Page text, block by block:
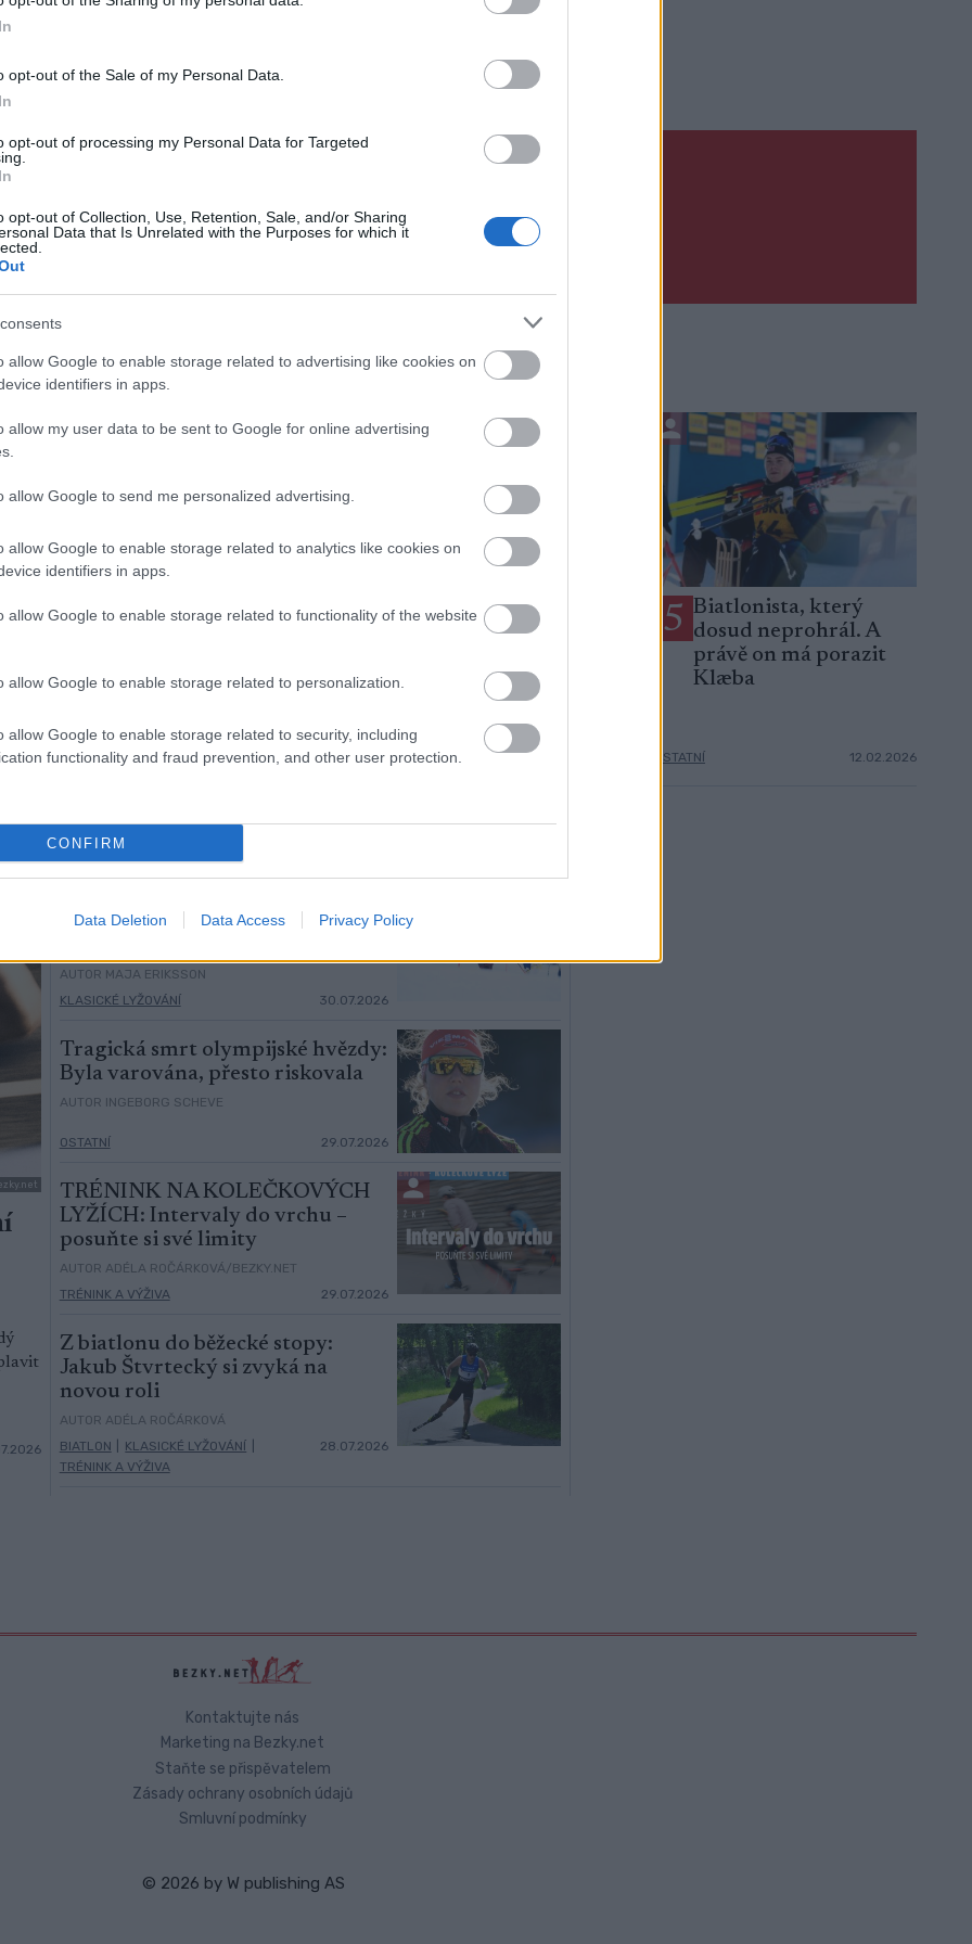
opt-out of the Sale of my Personal Data.
opt-out of processing my Personal Data for Targeted
opt-out of Collection, Use, Retention, Sale, and/or Sharing
Data that Is Unrelated with the Purposes for which it
allow Google to enable storage related to advertising like cookies on
identifiers in apps.
allow my user data to be sent to Google for online advertising
allow Google to send me personalized advertising.
allow Google to enable storage related to analytics like cookies on
identifiers in apps.
allow Google to enable storage related to functionality of the website
allow Google to enable storage related to personalization.
allow Google to enable storage related to security, including
functionality and fraud prevention, and other user protection.
CONFIRM
Data Deletion Data Access Privacy Policy
newsletteru Upsat
na
14.02.2026
3 Mladá naděje, která se
reprezentace
OSTATNÍ 11.02.2026
4 Individuální závod
biatlonistů na 20 km:
kolik a kde sledovat
OSTATNÍ
5 Biatlonista, který
dosud neprohrál. A
právě on má porazit
Klæba
OSTATNÍ 12.02.2026
svou poslední sezónu:,,Užívám si
AUTOR MAJA ERIKSSON
KLASICKÉ LYŽOVÁNÍ
30.07.2026
Tragická smrt olympijské hvězdy:
Byla varována, přesto riskovala
AUTOR INGEBORG SCHEVE
OSTATNÍ 29.07.2026
TRÉNINK NA KOLEČKOVÝCH
LYŽÍCH: Intervaly do vrchu –
posuňte si své limity
AUTOR ADÉLA ROČÁRKOVÁ/BEZKY.NET
TRÉNINK A VÝŽIVA
29.07.2026
Z biatlonu do běžecké stopy:
Jakub Štvrtecký si zvyká na
novou roli
AUTOR ADÉLA ROČÁRKOVÁ
BIATLON
KLASICKÉ LYŽOVÁNÍ
TRÉNINK A VÝŽIVA
28.07.2026
Kontaktujte nás
Marketing na Bezky.net
Staňte se přispěvatelem
Zásady ochrany osobních údajů
Smluvní podmínky
© 2026 by W publishing AS